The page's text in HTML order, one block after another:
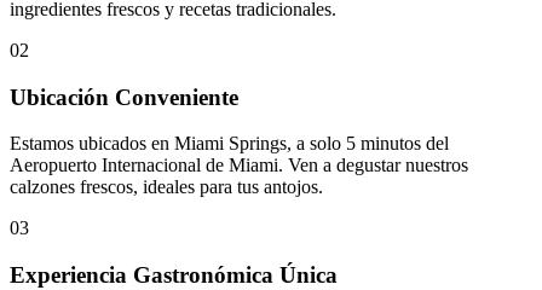
ingredientes frescos y recetas tradicionales.
02
Ubicación Conveniente
Estamos ubicados en Miami Springs, a solo 5 minutos del
Aeropuerto Internacional de Miami. Ven a degustar nuestros
calzones frescos, ideales para tus antojos.
03
Experiencia Gastronómica Única